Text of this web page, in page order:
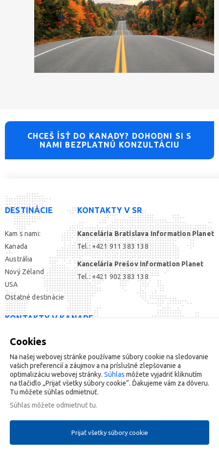
CHCEŠ ÍSŤ DO KANADY? DOHODNI SI S
NAMI BEZPLATNÚ KONZULTÁCIU
DESTINÁCIE
Kam s nami:
Kanada
Austrália
Nový Zéland
USA
Ostatné destinácie
KONTAKTY V SR
Kancelária Bratislava Information Planet
Tel.: +421 911 383 138
Kancelária Prešov Information Planet
Tel.: +421 902 383 138
KONTAKTY V KANADE
Copyright © 2020 Information Planet. Všetky práva vyhradené
Mapa webu Tlač stránky
Cookies
Na našej webovej stránke používame súbory cookie na sledovanie
vašich preferencií a záujmov a na príslušné zlepšovanie a
optimalizáciu webovej stránky. Súhlas môžete vyjadriť kliknutím
na tlačidlo „Prijať všetky súbory cookie“. Ďakujeme vám za dôveru.
Tu môžete súhlas odmietnuť.
Súhlas môžete odmietnuť tu.
Prijať všetky súbory cookie